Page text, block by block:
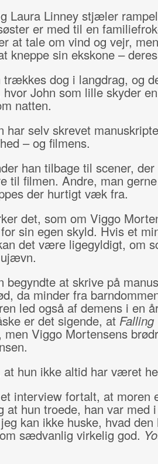
Laura Linney stjæler
er med til en
at tale om vind og vejr,
kneppe sin ekskone –
trækkes dog i langdrag, og
John som lille skyder
natten.
har selv skrevet
– og filmens.
han tilbage til scener, der
til filmen. Andre, man
der hurtigt væk fra.
det, som om Viggo
sin egen skyld. Hvis et
det være ligegyldigt, om
begyndte at skrive på
da minder fra
led også af demens i en
er det sigende, at Falling
men Viggo Mortensens
at hun ikke altid har været
interview fortalt, at moren
at hun troede, han var med
kan ikke huske, hvad den
sædvanlig virkelig god.